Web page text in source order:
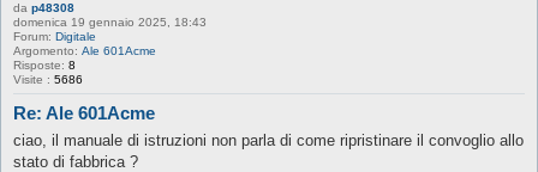
da p48308
domenica 19 gennaio 2025, 18:43
Forum: Digitale
Argomento: Ale 601Acme
Risposte: 8
Visite : 5686
Re: Ale 601Acme
ciao, il manuale di istruzioni non parla di come ripristinare il convoglio allo
stato di fabbrica ?